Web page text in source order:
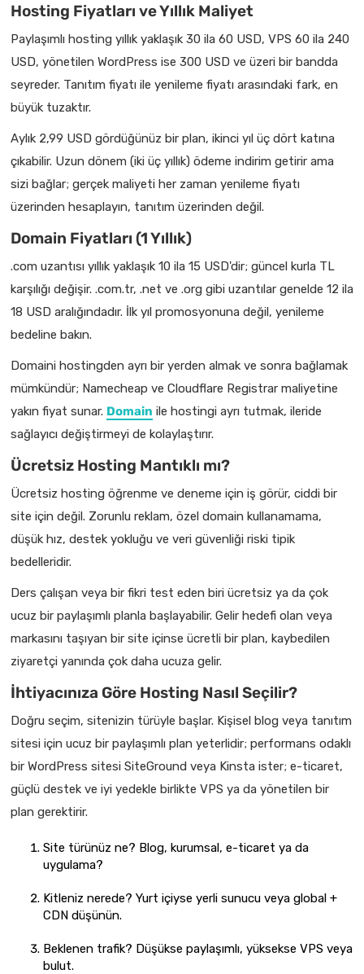
Hosting Fiyatları ve Yıllık Maliyet
Paylaşımlı hosting yıllık yaklaşık 30 ila 60 USD, VPS 60 ila 240
USD, yönetilen WordPress ise 300 USD ve üzeri bir bandda
seyreder. Tanıtım fiyatı ile yenileme fiyatı arasındaki fark, en
büyük tuzaktır.
Aylık 2,99 USD gördüğünüz bir plan, ikinci yıl üç dört katına
çıkabilir. Uzun dönem (iki üç yıllık) ödeme indirim getirir ama
sizi bağlar; gerçek maliyeti her zaman yenileme fiyatı
üzerinden hesaplayın, tanıtım üzerinden değil.
Domain Fiyatları (1 Yıllık)
.com uzantısı yıllık yaklaşık 10 ila 15 USD'dir; güncel kurla TL
karşılığı değişir. .com.tr, .net ve .org gibi uzantılar genelde 12 ila
18 USD aralığındadır. İlk yıl promosyonuna değil, yenileme
bedeline bakın.
Domaini hostingden ayrı bir yerden almak ve sonra bağlamak
mümkündür; Namecheap ve Cloudflare Registrar maliyetine
yakın fiyat sunar. Domain ile hostingi ayrı tutmak, ileride
sağlayıcı değiştirmeyi de kolaylaştırır.
Ücretsiz Hosting Mantıklı mı?
Ücretsiz hosting öğrenme ve deneme için iş görür, ciddi bir
site için değil. Zorunlu reklam, özel domain kullanamama,
düşük hız, destek yokluğu ve veri güvenliği riski tipik
bedelleridir.
Ders çalışan veya bir fikri test eden biri ücretsiz ya da çok
ucuz bir paylaşımlı planla başlayabilir. Gelir hedefi olan veya
markasını taşıyan bir site içinse ücretli bir plan, kaybedilen
ziyaretçi yanında çok daha ucuza gelir.
İhtiyacınıza Göre Hosting Nasıl Seçilir?
Doğru seçim, sitenizin türüyle başlar. Kişisel blog veya tanıtım
sitesi için ucuz bir paylaşımlı plan yeterlidir; performans odaklı
bir WordPress sitesi SiteGround veya Kinsta ister; e-ticaret,
güçlü destek ve iyi yedekle birlikte VPS ya da yönetilen bir
plan gerektirir.
Site türünüz ne? Blog, kurumsal, e-ticaret ya da
uygulama?
Kitleniz nerede? Yurt içiyse yerli sunucu veya global +
CDN düşünün.
Beklenen trafik? Düşükse paylaşımlı, yüksekse VPS veya
bulut.